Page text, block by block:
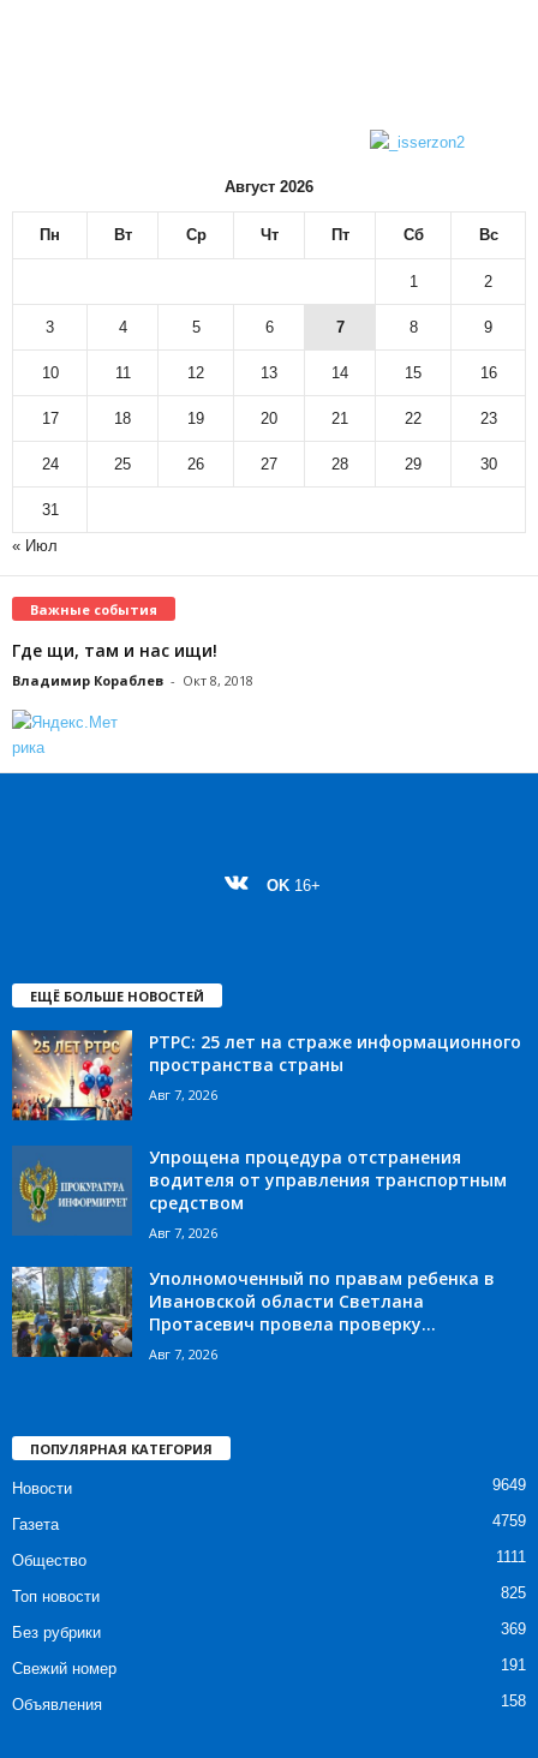
Август 2026
Пн Вт Ср Чт Пт Сб Вс
1 2
3 4 5 6 7 8 9
10 11 12 13 14 15 16
17 18 19 20 21 22 23
24 25 26 27 28 29 30
31
« Июл
Важные события
Где щи, там и нас ищи!
Владимир Кораблев - Окт 8, 2018
OK 16+
ЕЩЁ БОЛЬШЕ НОВОСТЕЙ
РТРС: 25 лет на страже информационного
пространства страны
Авг 7, 2026
Упрощена процедура отстранения
водителя от управления транспортным
средством
Авг 7, 2026
Уполномоченный по правам ребенка в
Ивановской области Светлана
Протасевич провела проверку...
Авг 7, 2026
ПОПУЛЯРНАЯ КАТЕГОРИЯ
Новости 9649
Газета 4759
Общество 1111
Топ новости 825
Без рубрики 369
Свежий номер 191
Объявления 158